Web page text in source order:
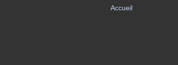
Accueil